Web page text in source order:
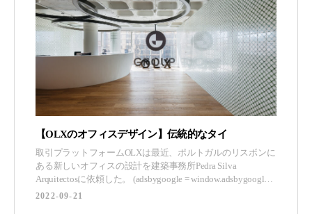
【OLXのオフィスデザイン】伝統的なタイ
取引プラットフォームOLXは最近、ポルトガルのリスボンに
ある新しいオフィスの設計を建築事務所Pedra Silva
Arquitectosに依頼した。 (adsbygoogle = window.adsbygoogle ||
[]).push({}); OLXグループは、45の市場に存在する主要なク
2022-09-21